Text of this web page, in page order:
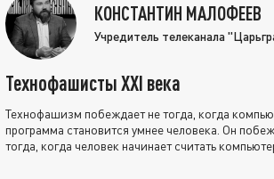
КОНСТАНТИН МАЛОФЕЕВ
Учредитель телеканала
Технофашисты XXI века
Технофашизм побеждает не тогда, когда
программа становится умнее человека. Он
тогда, когда человек начинает считать